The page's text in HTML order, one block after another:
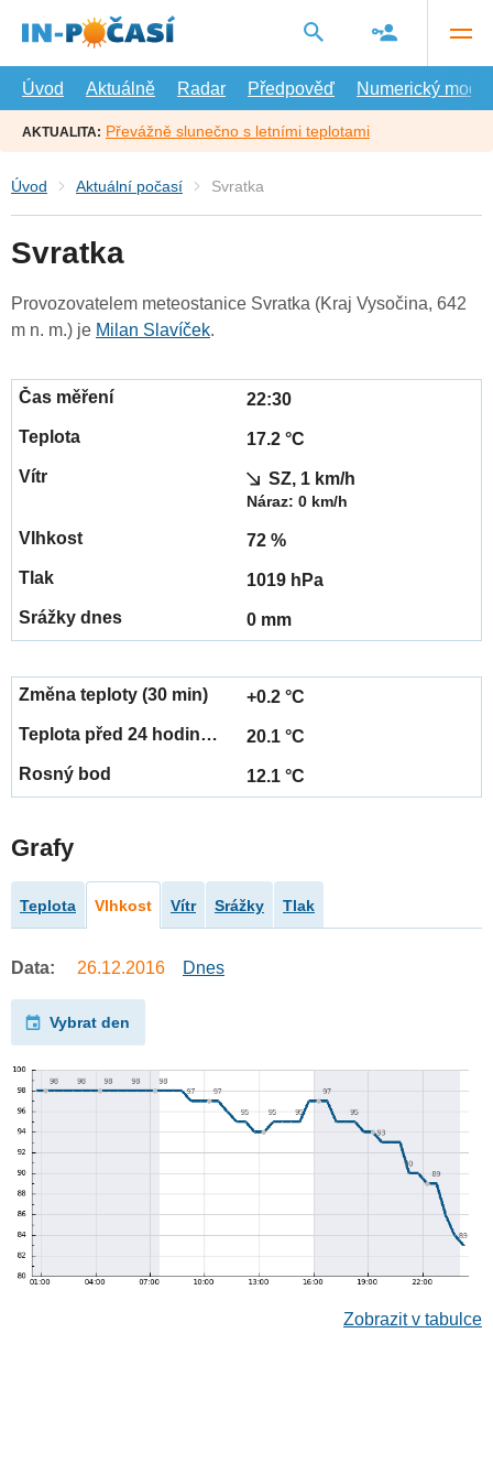
hlavní
Úvod
Aktuálně Radar Předpověď Numerický model
AKTUALITA: Převážně slunečno s letními teplotami
Úvod Aktuální počasí Svratka
Svratka
Provozovatelem meteostanice Svratka (Kraj Vysočina, 642
m n. m.) je Milan Slavíček.
22:30
17.2 °C
SZ, 1 km/h
Náraz: 0 km/h
72 %
1019 hPa
0 mm
+0.2 °C
20.1 °C
12.1 °C
Grafy
Teplota Vlhkost Vítr Srážky Tlak
Data: 26.12.2016 Dnes
Vybrat den
Zobrazit v tabulce